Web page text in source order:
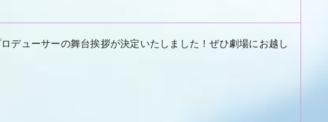
デューサーの舞台挨拶が決定いたしました！ぜひ劇場にお越し